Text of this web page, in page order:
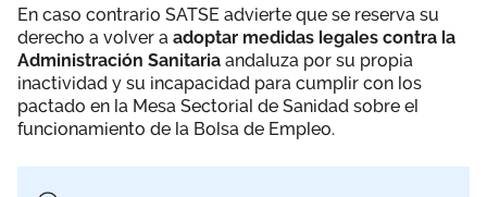
En caso contrario SATSE advierte que se reserva su
derecho a volver a adoptar medidas legales contra la
Administración Sanitaria andaluza por su propia
inactividad y su incapacidad para cumplir con los
pactado en la Mesa Sectorial de Sanidad sobre el
funcionamiento de la Bolsa de Empleo.